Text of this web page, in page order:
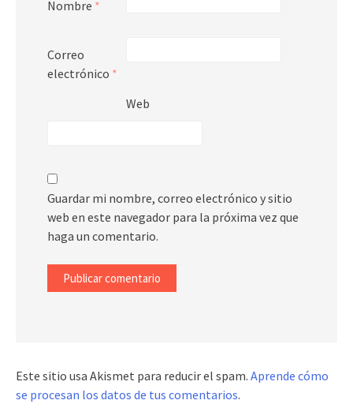
Nombre *
Correo
electrónico *
Web
Guardar mi nombre, correo electrónico y sitio
web en este navegador para la próxima vez que
haga un comentario.
Este sitio usa Akismet para reducir el spam. Aprende cómo
se procesan los datos de tus comentarios.